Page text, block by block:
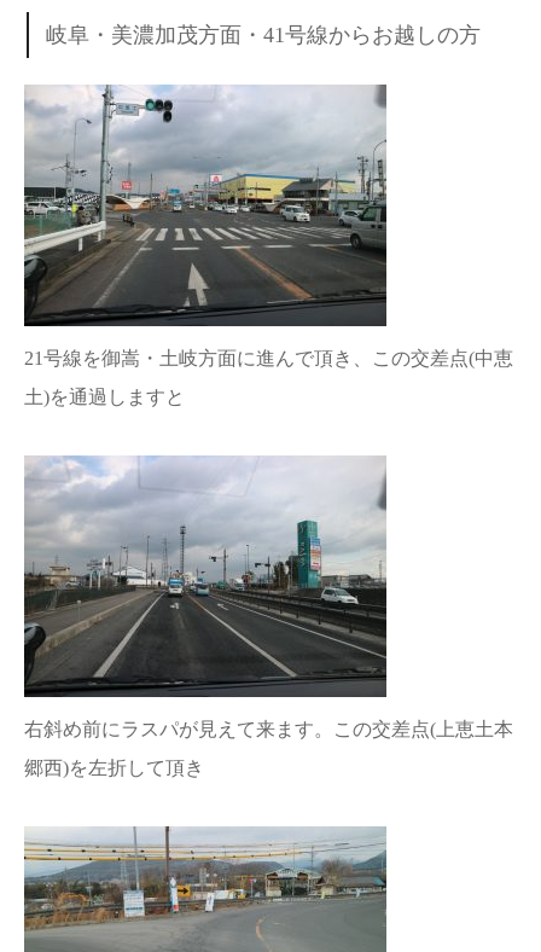
岐阜・美濃加茂方面・41号線からお越しの方
21号線を御嵩・土岐方面に進んで頂き、この交差点(中恵
土)を通過しますと
右斜め前にラスパが見えて来ます。この交差点(上恵土本
郷西)を左折して頂き